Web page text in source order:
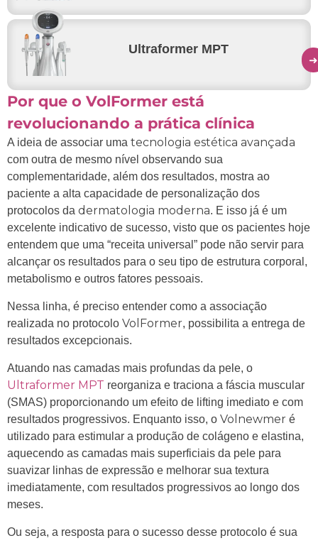
➜
Ultraformer MPT
Por que o VolFormer está
revolucionando a prática clínica
A ideia de associar uma tecnologia estética avançada
com outra de mesmo nível observando sua
complementaridade, além dos resultados, mostra ao
paciente a alta capacidade de personalização dos
protocolos da dermatologia moderna. E isso já é um
excelente indicativo de sucesso, visto que os pacientes hoje
entendem que uma “receita universal” pode não servir para
alcançar os resultados para o seu tipo de estrutura corporal,
metabolismo e outros fatores pessoais.
Nessa linha, é preciso entender como a associação
realizada no protocolo VolFormer, possibilita a entrega de
resultados excepcionais.
Atuando nas camadas mais profundas da pele, o
Ultraformer MPT reorganiza e traciona a fáscia muscular
(SMAS) proporcionando um efeito de lifting imediato e com
resultados progressivos. Enquanto isso, o Volnewmer é
utilizado para estimular a produção de colágeno e elastina,
aquecendo as camadas mais superficiais da pele para
suavizar linhas de expressão e melhorar sua textura
imediatamente, com resultados progressivos ao longo dos
meses.
Ou seja, a resposta para o sucesso desse protocolo é sua